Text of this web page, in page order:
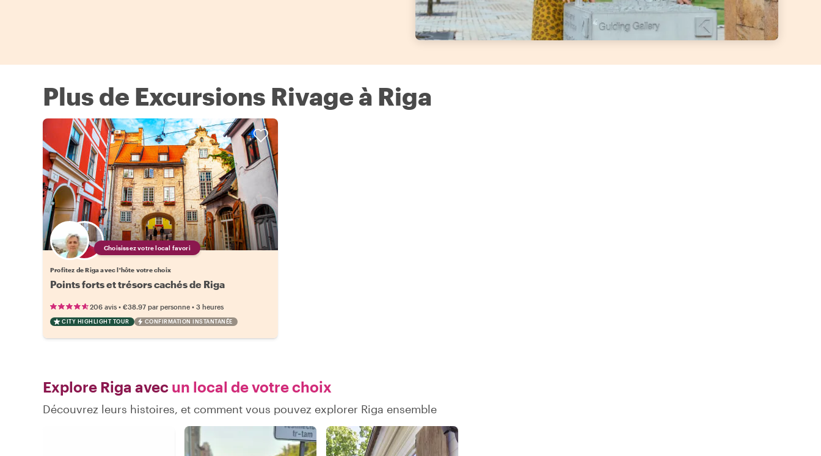
Plus de Excursions Rivage à Riga
Choisissez votre local favori
Profitez de Riga avec l'hôte votre choix
Points forts et trésors cachés de Riga
206 avis • €38.97 par personne • 3 heures
CITY HIGHLIGHT TOUR CONFIRMATION INSTANTANÉE
Explore Riga avec un local de votre choix
Découvrez leurs histoires, et comment vous pouvez explorer Riga ensemble